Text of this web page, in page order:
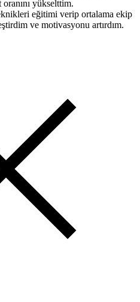
oranını yükselttim.
eğitimi verip ortalama ekip
ve motivasyonu artırdım.